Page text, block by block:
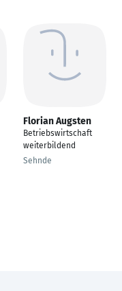
Florian Augsten
Betriebswirtschaft
weiterbildend
Sehnde